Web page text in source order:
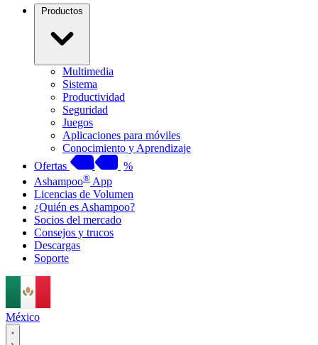
Productos
Multimedia
Sistema
Productividad
Seguridad
Juegos
Aplicaciones para móviles
Conocimiento y Aprendizaje
Ofertas
%
Ashampoo® App
Licencias de Volumen
¿Quién es Ashampoo?
Socios del mercado
Consejos y trucos
Descargas
Soporte
México